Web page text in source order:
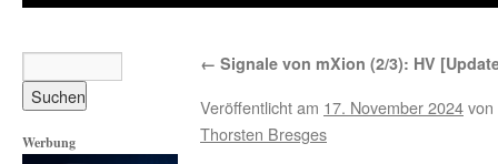
← Signale von mXion (2/3): HV
Veröffentlicht am 17. November 2024von
Thorsten Bresges
Werbung